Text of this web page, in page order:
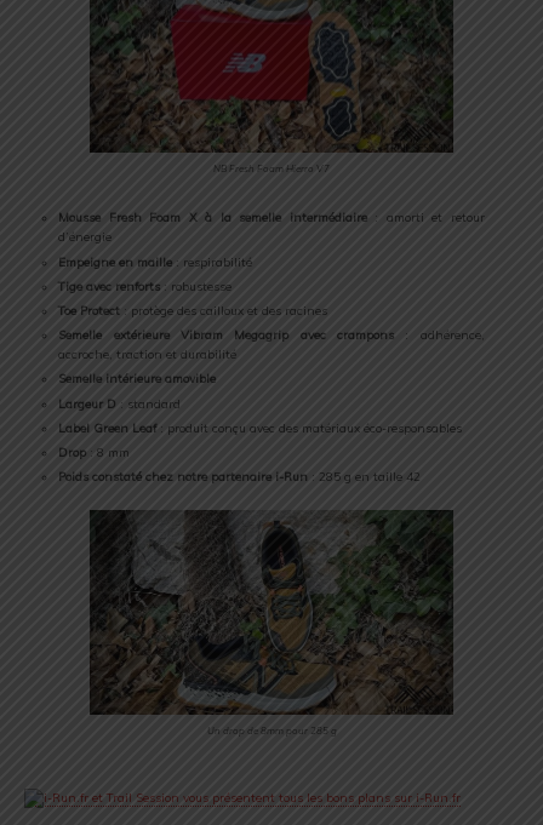
NB Fresh Foam Hierro V7
Mousse Fresh Foam X à la semelle intermédiaire: amorti et retour
d’énergie
Empeigne en maille : respirabilité
Tige avec renforts : robustesse
Toe Protect : protège des cailloux et des racines
Semelle extérieure Vibram Megagrip avec crampons: adhérence,
accroche, traction et durabilité
Semelle intérieure amovible
Largeur D
: standard
Label Green Leaf : produit conçu avec des matériaux éco-responsables
Drop : 8 mm
Poids constaté chez notre partenaire i-Run : 285 g en taille 42
Un drop de 8mm pour 285 g